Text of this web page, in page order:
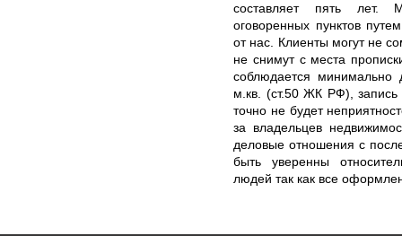
составляет пять лет.
оговоренных пунктов
от нас. Клиенты могут не
не снимут с места
соблюдается минимально
м.кв. (ст.50 ЖК РФ),
точно не будет
за владельцев
деловые отношения с
быть уверенны
людей так как все